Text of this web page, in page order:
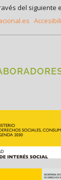
del siguiente